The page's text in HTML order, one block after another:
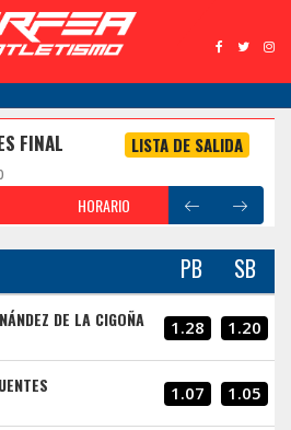
FINAL LISTA DE SALIDA
HORARIO
PB SB
DE LA CIGOÑA 1.28 1.20
1.07 1.05